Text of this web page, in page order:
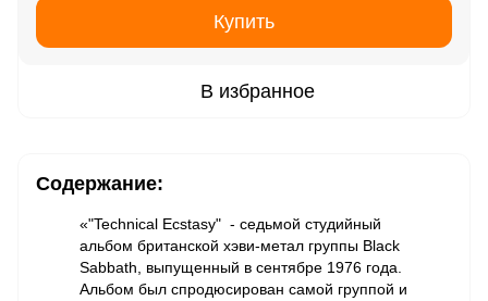
Купить
В избранное
Содержание:
«"Technical Ecstasy" - седьмой студийный
альбом британской хэви-метал группы Black
Sabbath, выпущенный в сентябре 1976 года.
Альбом был спродюсирован самой группой и